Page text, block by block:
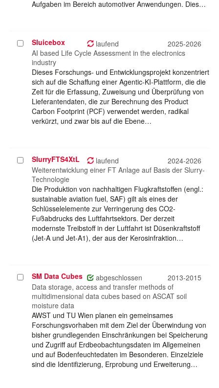
Aufgaben im Bereich automotiver Anwendungen. Dies…
Projekt
auswählen
Sluicebox laufend
2025-2026
AI based Life Cycle Assessment in the electronics
industry
Dieses Forschungs- und Entwicklungsprojekt konzentriert
sich auf die Schaffung einer Agentic-KI-Plattform, die die
Zeit für die Erfassung, Zuweisung und Überprüfung von
Lieferantendaten, die zur Berechnung des Product
Carbon Footprint (PCF) verwendet werden, radikal
verkürzt, und zwar bis auf die Ebene…
Projekt
auswählen
SlurryFTS4XtL laufend
2024-2026
Weiterentwicklung einer FT Anlage auf Basis der Slurry-
Technologie
Die Produktion von nachhaltigen Flugkraftstoffen (engl.:
sustainable aviation fuel, SAF) gilt als eines der
Schlüsselelemente zur Verringerung des CO2-
Fußabdrucks des Luftfahrtsektors. Der derzeit
modernste Treibstoff in der Luftfahrt ist Düsenkraftstoff
(Jet-A und Jet-A1), der aus der Kerosinfraktion…
Projekt
auswählen
SM Data Cubes abgeschlossen
2013-2015
Data storage, access and transfer methods of
multidimensional data cubes based on ASCAT soil
moisture data
AWST und TU Wien planen ein gemeinsames
Forschungsvorhaben mit dem Ziel der Überwindung von
bisher grundlegenden Einschränkungen bei Speicherung
und Zugriff auf Erdbeobachtungsdaten im Allgemeinen
und auf Bodenfeuchtedaten im Besonderen. Einzelziele
sind die Identifizierung, Erprobung und Erweiterung…